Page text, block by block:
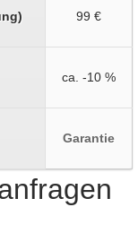
99 €
ca. -10 %
Garantie